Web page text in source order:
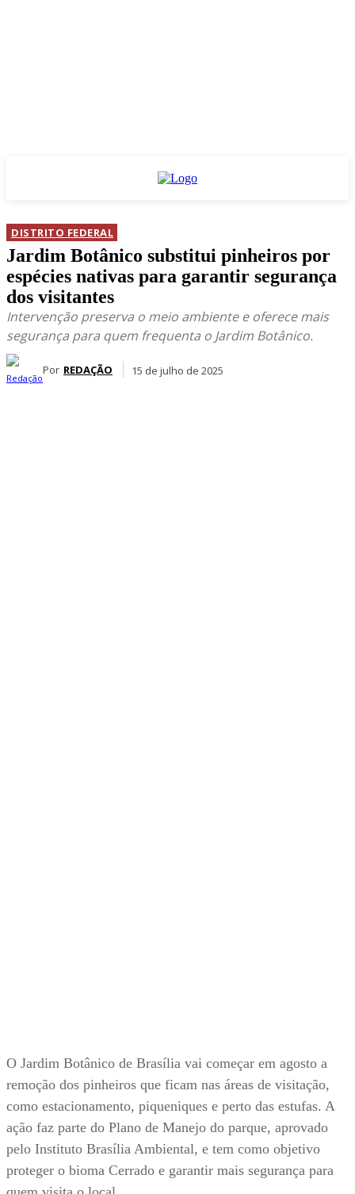
DISTRITO FEDERAL
Jardim Botânico substitui pinheiros por
espécies nativas para garantir segurança
dos visitantes
Intervenção preserva o meio ambiente e oferece mais
segurança para quem frequenta o Jardim Botânico.
Por REDAÇÃO 15 de julho de 2025
O Jardim Botânico de Brasília vai começar em agosto a
remoção dos pinheiros que ficam nas áreas de visitação,
como estacionamento, piqueniques e perto das estufas. A
ação faz parte do Plano de Manejo do parque, aprovado
pelo Instituto Brasília Ambiental, e tem como objetivo
proteger o bioma Cerrado e garantir mais segurança para